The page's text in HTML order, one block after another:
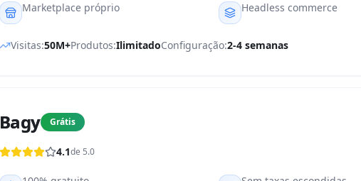
Marketplace próprio Headless commerce
Visitas:50M+Produtos:IlimitadoConfiguração:2-4 semanas
Bagy Grátis
4.1de 5.0